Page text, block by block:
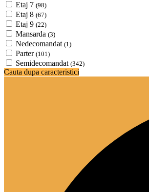
Etaj 7 (98)
Etaj 8 (67)
Etaj 9 (22)
Mansarda (3)
Nedecomandat (1)
Parter (101)
Semidecomandat (342)
Cauta dupa caracteristici